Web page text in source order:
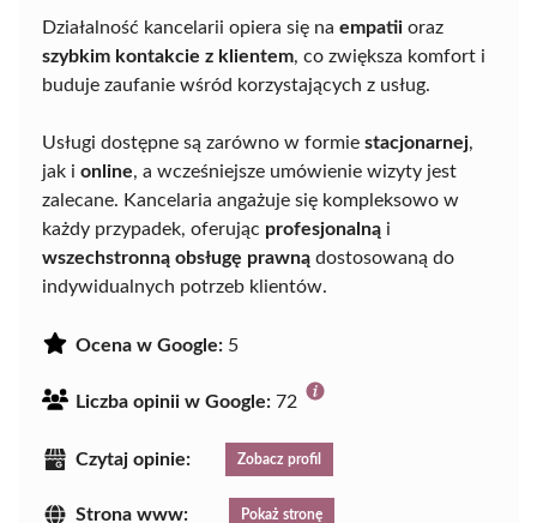
Działalność kancelarii opiera się na empatii oraz
szybkim kontakcie z klientem, co zwiększa komfort i
buduje zaufanie wśród korzystających z usług.
Usługi dostępne są zarówno w formie stacjonarnej,
jak i online, a wcześniejsze umówienie wizyty jest
zalecane. Kancelaria angażuje się kompleksowo w
każdy przypadek, oferując profesjonalną i
wszechstronną obsługę prawną dostosowaną do
indywidualnych potrzeb klientów.
Ocena w Google: 5
Liczba opinii w Google: 72
Czytaj opinie: Zobacz profil
Strona www: Pokaż stronę